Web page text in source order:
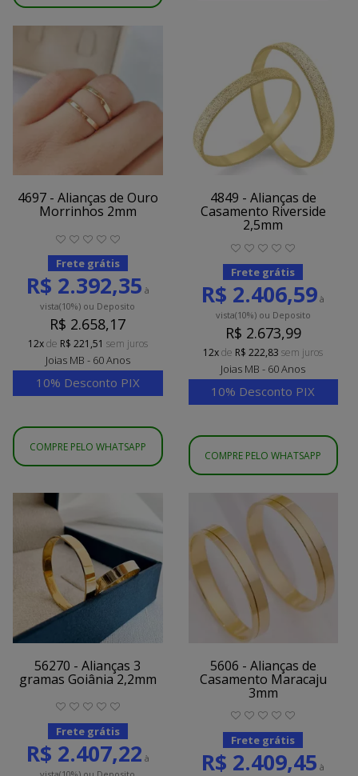
4697 - Alianças de Ouro
Morrinhos 2mm
Frete grátis
R$ 2.392,35 à
vista(10%) ou Deposito
R$ 2.658,17
12xde R$ 221,51 sem juros
Joias MB - 60 Anos
10% Desconto PIX
COMPRE PELO WHATSAPP
4849 - Alianças de
Casamento Riverside
2,5mm
Frete grátis
R$ 2.406,59 à
vista(10%)ou Deposito
R$ 2.673,99
12xde R$ 222,83 sem juros
Joias MB - 60 Anos
10% Desconto PIX
COMPRE PELO WHATSAPP
56270 - Alianças 3
gramas Goiânia 2,2mm
Frete grátis
R$ 2.407,22 à
5606 - Alianças de
Casamento Maracaju
3mm
Frete grátis
R$ 2.409,45 à